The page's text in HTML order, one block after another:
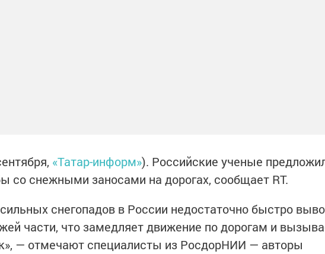
«Татар-информ»). Российские ученые
со снежными заносами на дорогах, сообщает RT.
снегопадов в России недостаточно быстро
части, что замедляет движение по дорогам и
— отмечают специалисты из РосдорНИИ — авторы